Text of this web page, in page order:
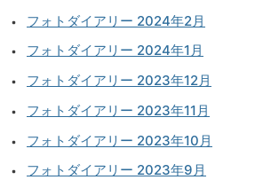
フォトダイアリー 2024年2月
フォトダイアリー 2024年1月
フォトダイアリー 2023年12月
フォトダイアリー 2023年11月
フォトダイアリー 2023年10月
フォトダイアリー 2023年9月